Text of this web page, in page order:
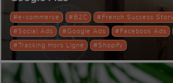
#e-commerce #B2C #French Success
#Social Ads #Google Ads #Facebook Ads
#Tracking Hors Ligne #Shopify